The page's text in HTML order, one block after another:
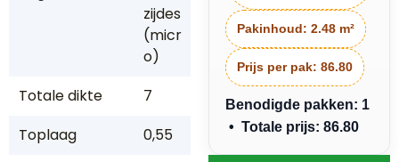
zijdes
(micr
o)
Totale dikte
7
Toplaag
0,55
Pakinhoud: 2.48 m²
Prijs per pak: 86.80
Benodigde pakken: 1
• Totale prijs: 86.80